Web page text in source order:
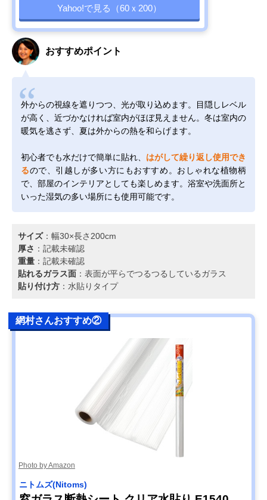
Yahoo!で見る（60ｘ200）
おすすめポイント
外からの視線を遮りつつ、光が取り込めます。目隠しレベル
が高く、近づかなければ室内がほぼ見えません。冬は室内の
暖気を逃さず、夏は外からの熱を和らげます。
初心者でも水だけで簡単に貼れ、 はがして繰り返し使用でき
るので、引越しが多い方にもおすすめ。おしゃれな植物柄
で、部屋のインテリアとしても楽しめます。浴室や洗面所と
いった湿気の多い場所にも使用可能です。
サイズ：幅30×長さ200cm
厚さ ：記載未確認
重量 ：記載未確認
貼れるガラス面 ：表面が平らでつるつるしているガラス
貼り付け方 ：水貼りタイプ
網村さんおすすめ②
Photo by Amazon
ニトムズ(Nitoms)